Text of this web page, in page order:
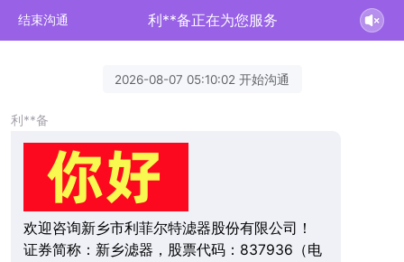
结束沟通 利**备正在为您服务
2026-08-07 05:10:02 开始沟通
利**备
欢迎咨询新乡市利菲尔特滤器股份有限公司！
证券简称：新乡滤器，股票代码：837936（电